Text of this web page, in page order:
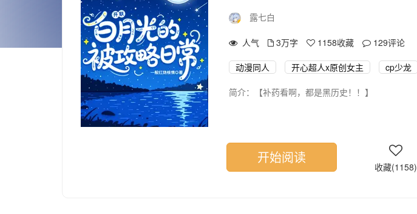
露七白
人气 3万字 1158收藏 129评论
动漫同人 开心超人x原创女主 cp少龙
简介：【补药看啊，都是黑历史！！】
※『在那荒寂的世界，终于迎来了救世主。』
—//All单箭头//烂文笔//随缘更//—
开始阅读
收藏(1158)